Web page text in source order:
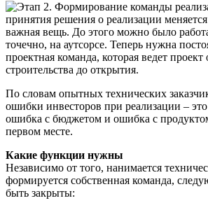
принятия решения о реализации
важная вещь. До этого можно было
точечно, на аутсорсе. Теперь нужна
проектная команда, которая ведет проект
строительства до открытия.
По словам опытных технических
ошибки инвесторов при реализации –
ошибка с бюджетом и ошибка с
первом месте.
Какие функции нужны
Независимо от того, нанимается
формируется собственная команда,
быть закрыты: